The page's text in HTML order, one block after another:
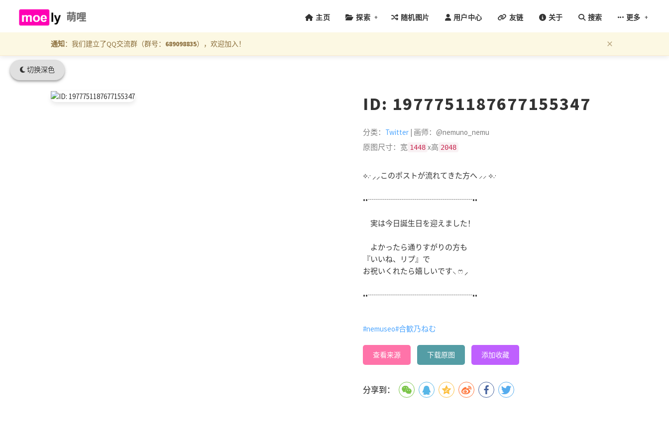
切换深色
萌哩 主页 探索 + 随机图片 用户中心 友链 关于 搜索 更多 +
通知：我们建立了QQ交流群（群号： 689098835），欢迎加入！ ×
ID: 1977751187677155347
分类： Twitter | 画师：@nemuno_nemu
原图尺寸：宽 1448 x高 2048
⟡.· ⸝⸝このポストが流れてきた方へ ⸝⸝ ⟡.·
••┈┈┈┈┈┈┈┈┈┈┈┈┈┈••
実は今日誕生日を迎えました！
よかったら通りすがりの方も
『いいね、リプ』で
お祝いくれたら嬉しいです⸜ ෆ ⸝‍
••┈┈┈┈┈┈┈┈┈┈┈┈┈┈••
#nemuseo#合歓乃ねむ
查看来源 下载原图 添加收藏
分享到：